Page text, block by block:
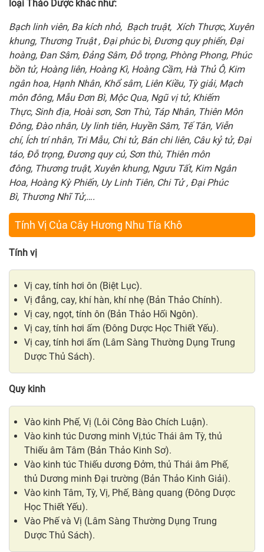
loại Thảo Dược khác như:
Bạch linh viên, Ba kích nhỏ, Bạch truật, Xích Thược, Xuyên
khung, Thương Truật , Đại phúc bì, Đương quy phiến, Đại
hoàng, Đan Sâm, Đảng Sâm, Đỗ trọng, Phòng Phong, Phúc
bồn tử, Hoàng liên, Hoàng Kì, Hoàng Cầm, Hà Thủ Ô, Kim
ngân hoa, Hạnh Nhân, Khổ sâm, Liên Kiều, Tỳ giải, Mạch
môn đông, Mẫu Đơn Bì, Mộc Qua, Ngũ vị tử, Khiếm
Thực, Sinh địa, Hoài sơn, Sơn Thù, Táp Nhân, Thiên Môn
Đông, Đào nhân, Uy linh tiên, Huyền Sâm, Tế Tân, Viễn
chí, Ích trí nhân, Tri Mẫu, Chi tử, Bán chi liên, Câu kỷ tử, Đại
táo, Đỗ trọng, Đương quy củ, Sơn thù, Thiên môn
đông, Thương truật, Xuyên khung, Ngưu Tất, Kim Ngân
Hoa, Hoàng Kỳ Phiến, Uy Linh Tiên, Chi Tử , Đại Phúc
Bì, Thương Nhĩ Tử,….
Tính Vị Của Cây Hương Nhu Tía Khô
Tính vị
Vị cay, tính hơi ôn (Biệt Lục).
Vị đắng, cay, khí hàn, khí nhẹ (Bản Thảo Chính).
Vị cay, ngọt, tính ôn (Bản Thảo Hối Ngôn).
Vị cay, tính hơi ấm (Đông Dược Học Thiết Yếu).
Vị cay, tính hơi ấm (Lâm Sàng Thường Dụng Trung
Dược Thủ Sách).
Quy kinh
Vào kinh Phế, Vị (Lôi Công Bào Chích Luận).
Vào kinh túc Dương minh Vị,túc Thái âm Tỳ, thủ
Thiếu âm Tâm (Bản Thảo Kinh Sơ).
Vào kinh túc Thiếu dương Đởm, thủ Thái âm Phế,
thủ Dương minh Đại trường (Bản Thảo Kinh Giải).
Vào kinh Tâm, Tỳ, Vị, Phế, Bàng quang (Đông Dược
Học Thiết Yếu).
Vào Phế và Vị (Lâm Sàng Thường Dụng Trung
Dược Thủ Sách).